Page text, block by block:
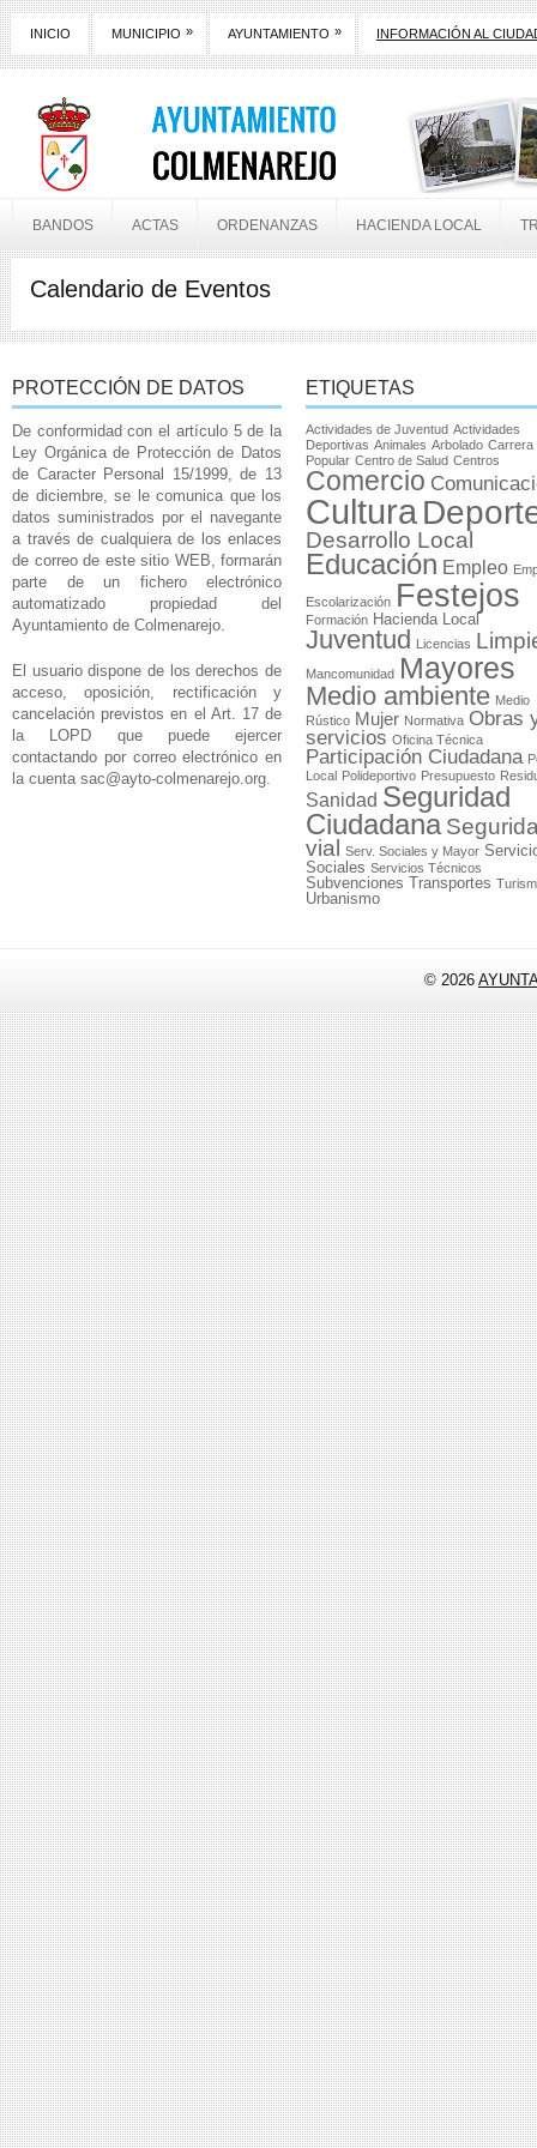
INICIO MUNICIPIO » AYUNTAMIENTO » INFORMACIÓN AL
BANDOS ACTAS ORDENANZAS HACIENDA LOCAL
Calendario de Eventos
PROTECCIÓN DE DATOS
De conformidad con el artículo 5 de la
Ley Orgánica de Protección de Datos
de Caracter Personal 15/1999, de 13
de diciembre, se le comunica que los
datos suministrados por el navegante
a través de cualquiera de los enlaces
de correo de este sitio WEB, formarán
parte de un fichero electrónico
automatizado propiedad del
Ayuntamiento de Colmenarejo.
El usuario dispone de los derechos de
acceso, oposición, rectificación y
cancelación previstos en el Art. 17 de
la LOPD que puede ejercer
contactando por correo electrónico en
la cuenta sac@ayto-colmenarejo.org.
ETIQUETAS
Actividades de Juventud Actividades
Deportivas Animales Arbolado Carrera
Popular Centro de Salud Centros
Comercio
Cultura
Desarrollo Local
Educación Empleo
Escolarización Festejos
Formación Hacienda Local
Juventud Licencias
Mancomunidad Mayores
Medio ambiente Medio
Rústico Mujer Normativa Obras
servicios Oficina Técnica
Participación Ciudadana
Local Polideportivo Presupuesto
Sanidad Seguridad
Ciudadana
vial
Serv. Sociales y Mayor
Sociales Servicios Técnicos
Subvenciones Transportes
Urbanismo
© 2026